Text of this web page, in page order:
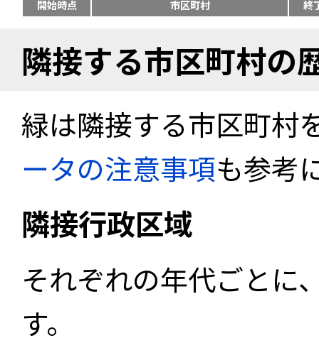
開始時点
市区町村 終
隣接する市区町村の
緑は隣接する市区町村
ータの注意事項も参考
隣接行政区域
それぞれの年代ごとに
す。